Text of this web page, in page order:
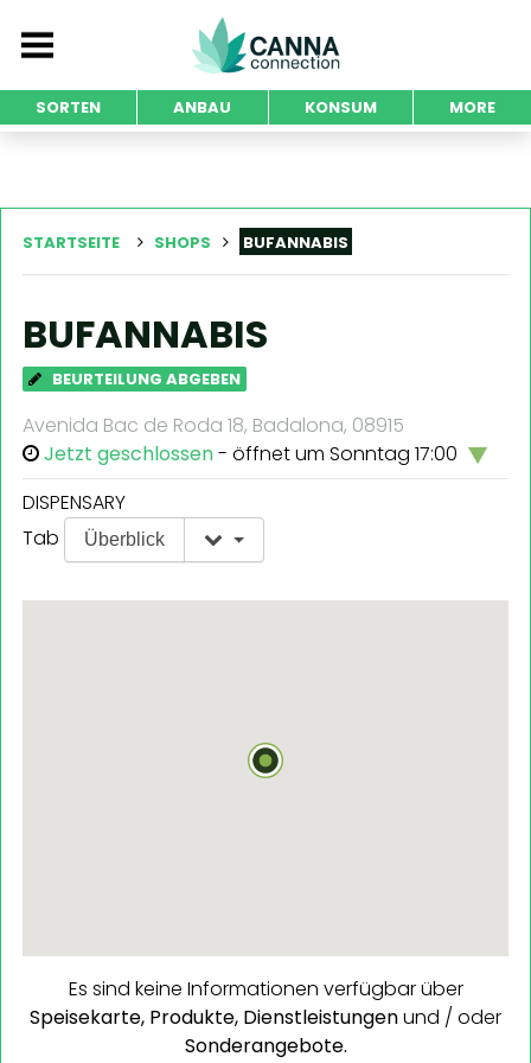
SORTEN ANBAU KONSUM MORE
STARTSEITE SHOPS BUFANNABIS
BUFANNABIS
BEURTEILUNG ABGEBEN
Avenida Bac de Roda 18, Badalona, 08915
Jetzt geschlossen- öffnet um Sonntag 17:00
DISPENSARY
Tab
Überblick
Es sind keine Informationen verfügbar über
Speisekarte, Produkte, Dienstleistungenund / oder
Sonderangebote.